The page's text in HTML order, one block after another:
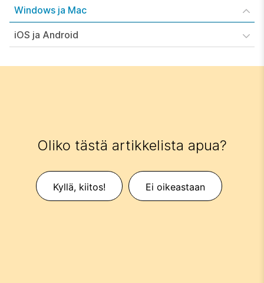
Windows ja Mac
iOS ja Android
Oliko tästä artikkelista apua?
Kyllä, kiitos! Ei oikeastaan